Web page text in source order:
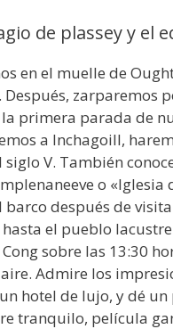
de plassey y el
en el muelle de
Después, zarparemos
primera parada de
a Inchagoill,
V. También
o «Iglesia
barco después de
el pueblo
sobre las 13:30
Admire los
hotel de lujo, y dé
tranquilo, película